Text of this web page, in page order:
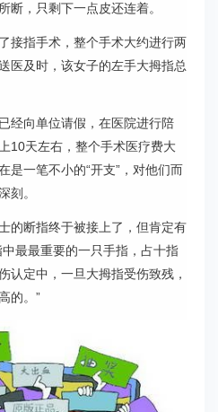
断，只剩下一点皮还连着。
接指手术，整个手术大约进行两
医及时，该女子的左手大拇指总
经向单位请假，在医院进行陪
10天左右，整个手术医疗费大
是一笔不小的“开支”，对他们而
刻。
的断指终于被接上了，但肯定有
最最重要的一只手指，占十指
认定中，一旦大拇指受伤致残，
的。”